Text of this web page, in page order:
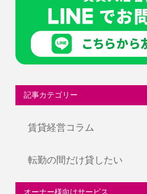
記事カテゴリー
賃貸経営コラム
転勤の間だけ貸したい
オーナー様向けサービス